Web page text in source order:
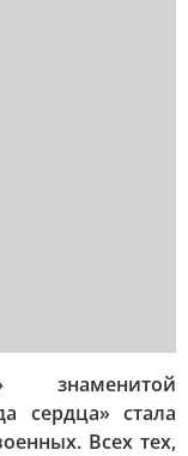
сердца» стала
Всех тех,